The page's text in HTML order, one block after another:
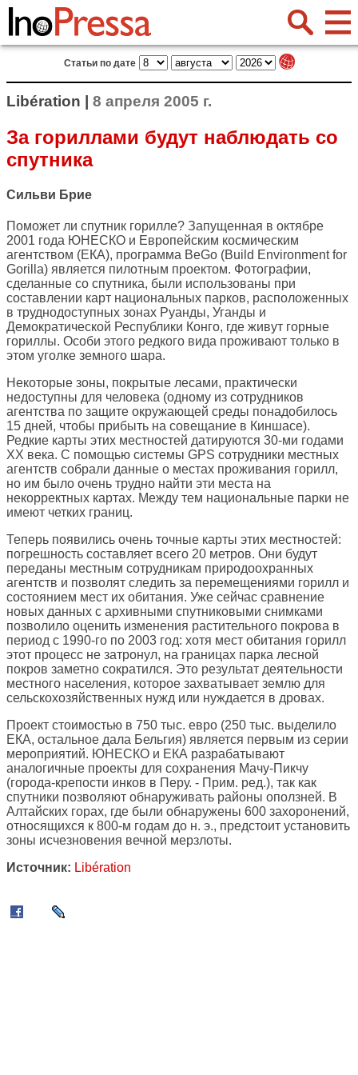
Статьи по дате
Libération | 8 апреля 2005 г.
За гориллами будут наблюдать со
спутника
Сильви Брие
Поможет ли спутник горилле? Запущенная в октябре
2001 года ЮНЕСКО и Европейским космическим
агентством (ЕКА), программа BeGo (Build Environment for
Gorilla) является пилотным проектом. Фотографии,
сделанные со спутника, были использованы при
составлении карт национальных парков, расположенных
в труднодоступных зонах Руанды, Уганды и
Демократической Республики Конго, где живут горные
гориллы. Особи этого редкого вида проживают только в
этом уголке земного шара.
Некоторые зоны, покрытые лесами, практически
недоступны для человека (одному из сотрудников
агентства по защите окружающей среды понадобилось
15 дней, чтобы прибыть на совещание в Киншасе).
Редкие карты этих местностей датируются 30-ми годами
ХХ века. С помощью системы GPS сотрудники местных
агентств собрали данные о местах проживания горилл,
но им было очень трудно найти эти места на
некорректных картах. Между тем национальные парки не
имеют четких границ.
Теперь появились очень точные карты этих местностей:
погрешность составляет всего 20 метров. Они будут
переданы местным сотрудникам природоохранных
агентств и позволят следить за перемещениями горилл и
состоянием мест их обитания. Уже сейчас сравнение
новых данных с архивными спутниковыми снимками
позволило оценить изменения растительного покрова в
период с 1990-го по 2003 год: хотя мест обитания горилл
этот процесс не затронул, на границах парка лесной
покров заметно сократился. Это результат деятельности
местного населения, которое захватывает землю для
сельскохозяйственных нужд или нуждается в дровах.
Проект стоимостью в 750 тыс. евро (250 тыс. выделило
ЕКА, остальное дала Бельгия) является первым из серии
мероприятий. ЮНЕСКО и ЕКА разрабатывают
аналогичные проекты для сохранения Мачу-Пикчу
(города-крепости инков в Перу. - Прим. ред.), так как
спутники позволяют обнаруживать районы оползней. В
Алтайских горах, где были обнаружены 600 захоронений,
относящихся к 800-м годам до н. э., предстоит установить
зоны исчезновения вечной мерзлоты.
Источник: Libération